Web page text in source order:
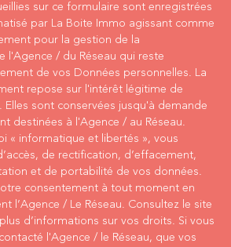
sur ce formulaire sont enregistrées
par La Boite Immo agissant comme
pour la gestion de la
l'Agence / du Réseau qui reste
de vos Données personnelles. La
repose sur l'intérêt légitime de
Elles sont conservées jusqu'à demande
destinées à l'Agence / au Réseau.
« informatique et libertés », vous
de rectification, d’effacement,
et de portabilité de vos données.
consentement à tout moment en
l’Agence / Le Réseau. Consultez le site
d’informations sur vos droits. Si vous
l'Agence / le Réseau, que vos